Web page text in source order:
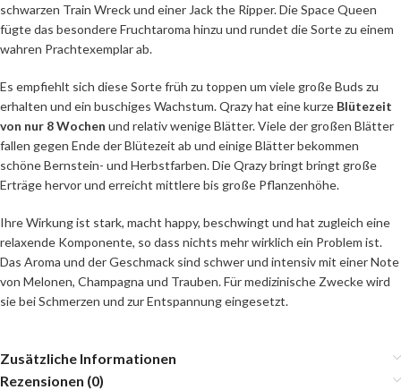
schwarzen Train Wreck und einer Jack the Ripper. Die Space Queen
fügte das besondere Fruchtaroma hinzu und rundet die Sorte zu einem
wahren Prachtexemplar ab.
Es empfiehlt sich diese Sorte früh zu toppen um viele große Buds zu
erhalten und ein buschiges Wachstum. Qrazy hat eine kurze Blütezeit
von nur 8 Wochen und relativ wenige Blätter. Viele der großen Blätter
fallen gegen Ende der Blütezeit ab und einige Blätter bekommen
schöne Bernstein- und Herbstfarben. Die Qrazy bringt bringt große
Erträge hervor und erreicht mittlere bis große Pflanzenhöhe.
Ihre Wirkung ist stark, macht happy, beschwingt und hat zugleich eine
relaxende Komponente, so dass nichts mehr wirklich ein Problem ist.
Das Aroma und der Geschmack sind schwer und intensiv mit einer Note
von Melonen, Champagna und Trauben. Für medizinische Zwecke wird
sie bei Schmerzen und zur Entspannung eingesetzt.
Zusätzliche Informationen
Rezensionen (0)